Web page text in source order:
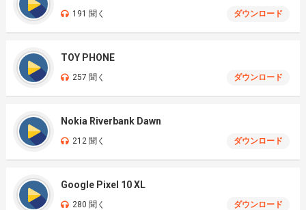
191 聞く ダウンロード
TOY PHONE
257 聞く ダウンロード
Nokia Riverbank Dawn
212 聞く ダウンロード
Google Pixel 10 XL
280 聞く ダウンロード